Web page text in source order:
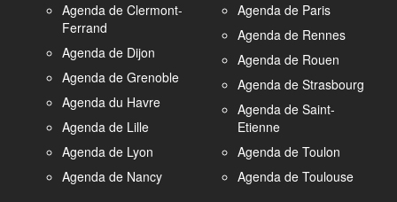
Agenda de Clermont-
Ferrand
Agenda de Dijon
Agenda de Grenoble
Agenda du Havre
Agenda de Lille
Agenda de Lyon
Agenda de Nancy
Agenda de Paris
Agenda de Rennes
Agenda de Rouen
Agenda de Strasbourg
Agenda de Saint-
Etienne
Agenda de Toulon
Agenda de Toulouse